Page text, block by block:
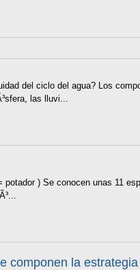
del ciclo del agua? Los
las lluvi...
) Se conocen unas 11
componen la estrategia